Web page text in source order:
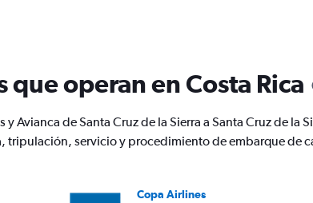
operan en Costa Rica
Avianca de Santa Cruz de la Sierra a Santa Cruz de la
servicio y procedimiento de embarque de
Copa Airlines